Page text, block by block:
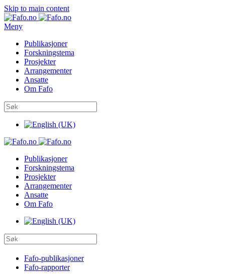
Skip to main content
Meny
Publikasjoner
Forskningstema
Prosjekter
Arrangementer
Ansatte
Om Fafo
Publikasjoner
Forskningstema
Prosjekter
Arrangementer
Ansatte
Om Fafo
Fafo-publikasjoner
Fafo-rapporter